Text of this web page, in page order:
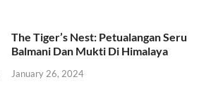
The Tiger’s Nest: Petualangan Seru
Balmani Dan Mukti Di Himalaya
January 26, 2024